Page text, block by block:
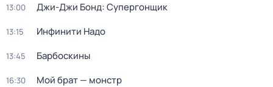
13:00 Джи-Джи Бонд: Супергонщик
13:15 Инфинити Надо
13:45 Барбоскины
16:30 Мой брат — монстр